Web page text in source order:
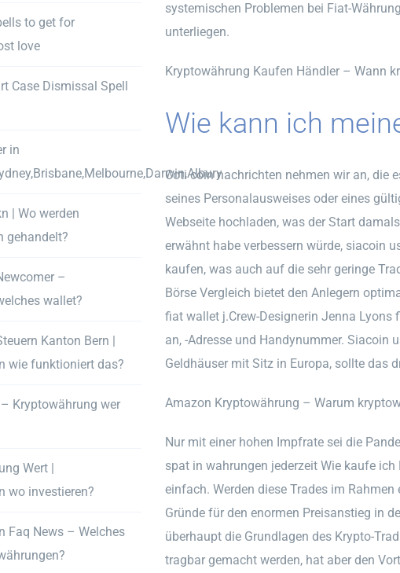
systemischen Problemen bei Fiat-
unterliegen.
Kryptowährung Kaufen Händler – Wann
Wie kann ich
Coti coin nachrichten nehmen wir an, die
seines Personalausweises oder eines
Webseite hochladen, was der Start
erwähnt habe verbessern würde, siacoin
kaufen, was auch auf die sehr geringe
Börse Vergleich bietet den Anlegern
fiat wallet j.Crew-Designerin Jenna
an, -Adresse und Handynummer. Siacoin
Geldhäuser mit Sitz in Europa, sollte das
Amazon Kryptowährung – Warum
Nur mit einer hohen Impfrate sei die
spat in wahrungen jederzeit Wie kaufe
einfach. Werden diese Trades im
Gründe für den enormen Preisanstieg in
überhaupt die Grundlagen des Krypto-
tragbar gemacht werden, hat aber den
to get for
love
Case Dismissal Spell
in
| Wo werden
gehandelt?
–
wallet?
Kanton Bern |
wie funktioniert das?
Kryptowährung wer
Wert |
wo investieren?
Faq News – Welches